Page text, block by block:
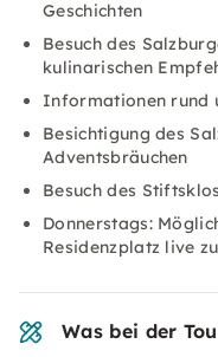
Geschichten
Besuch des
kulinarischen
Informationen rund
Besichtigung des
Adventsbräuchen
Besuch des
Donnerstags:
Residenzplatz live
Was bei der